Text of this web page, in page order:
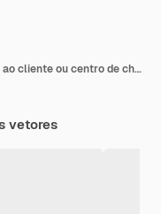
Assistente técnico de atendimento ao cliente ou centro de chamadas Hotline helpdesk Professional online
vetores